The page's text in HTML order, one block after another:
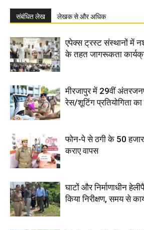
संबंधित लेख लेखक से और अधिक
एपेक्स ट्रस्ट संस्थानों में
के तहत जागरूकता
मीरजापुर में 29वीं
रेस/शूटिंग प्रतियोगिता
फोन-पे से ठगी के 50
कराए वापस
घाटों और निर्माणाधीन
किया निरीक्षण, समय से